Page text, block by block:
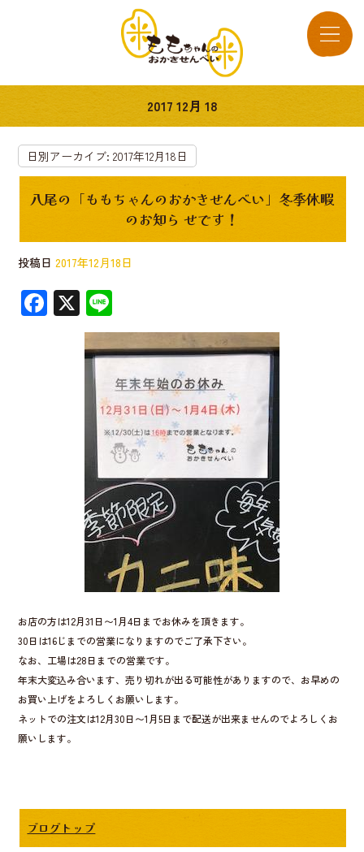
2017 12月 18
日別アーカイブ:2017年12月18日
八尾の「ももちゃんのおかきせんべい」冬季休暇
のお知ら せです！
投稿日 2017年12月18日
F
ac
X
n
e
お店の方は12月31日〜1月4日までお休みを頂きます。
30日は16じまでの営業になりますのでご了承下さい。
なお、工場は28日までの営業です。
年末大変込み合います、売り切れが出る可能性がありますので、お早めの
お買い上げをよろしくお願いします。
ネットでの注文は12月30日〜1月5日まで配送が出来ませんのでよろしくお
願いします。
ブログトップ